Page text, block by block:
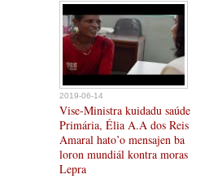
2019-06-14
Vise-Ministra kuidadu saúde
Primária, Élia A.A dos Reis
Amaral hato’o mensajen ba
loron mundiál kontra moras
Lepra